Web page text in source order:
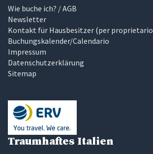
Wie buche ich? / AGB
Newsletter
Kontakt für Hausbesitzer (per proprietario
Buchungskalender/Calendario
Impressum
Datenschutzerklärung
Sitemap
Traumhaftes Italien